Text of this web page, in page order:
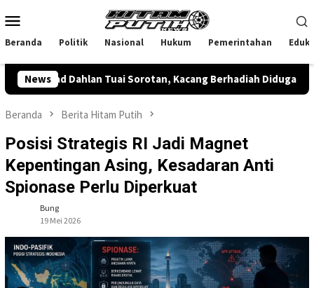
ke
Mobile
Beranda Politik Nasional Hukum Pemerintahan
News
Dahlan Tuai Sorotan, Kacang Berhadiah Diduga Jadi Akar
Beranda Berita Hitam Putih
Posisi Strategis RI Jadi Magnet
Kepentingan Asing, Kesadaran Anti
Spionase Perlu Diperkuat
Bung
19 Mei 2026